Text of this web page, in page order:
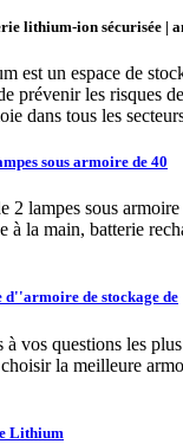
lithium-ion sécurisée |
est un espace de
prévenir les risques
dans tous les
sous armoire de 40
lampes sous armoire
à la main, batterie
d''armoire de stockage de
à vos questions les
la meilleure
Lithium